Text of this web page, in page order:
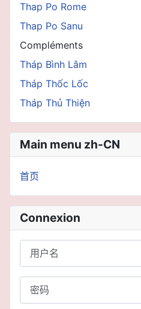
Thap Po Rome
Thap Po Sanu
Compléments
Tháp Bình Lâm
Tháp Thốc Lốc
Tháp Thủ Thiện
Main menu zh-CN
首页
Connexion
用户名
密码